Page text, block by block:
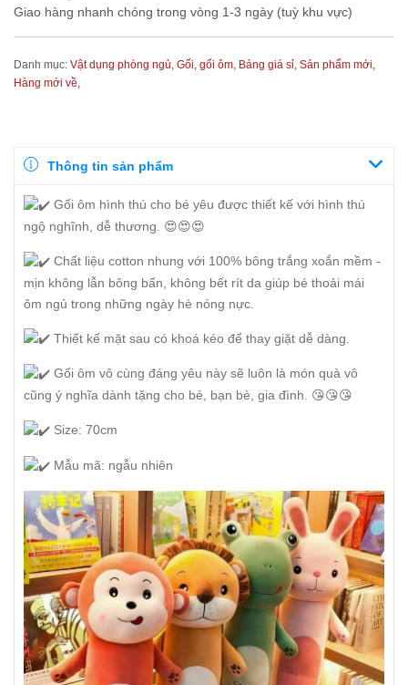
Giao hàng nhanh chóng trong vòng 1-3 ngày (tuỳ khu vực)
Danh mục: Vật dụng phòng ngủ, Gối, gối ôm, Bảng giá sỉ, Sản phẩm mới,
Hàng mới về,
Thông tin sản phẩm
Gối ôm hình thú cho bé yêu được thiết kế với hình thú
ngộ nghĩnh, dễ thương. 😍😍😍
Chất liệu cotton nhung với 100% bông trắng xoắn mềm -
mịn không lẫn bông bẩn, không bết rít da giúp bé thoải mái
ôm ngủ trong những ngày hè nóng nực.
Thiết kế mặt sau có khoá kéo để thay giặt dễ dàng.
Gối ôm vô cùng đáng yêu này sẽ luôn là món quà vô
cũng ý nghĩa dành tặng cho bé, bạn bè, gia đình. 😘😘😘
Size: 70cm
Mẫu mã: ngẫu nhiên